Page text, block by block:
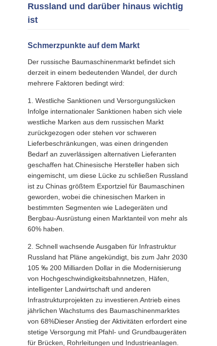
Russland und darüber hinaus wichtig
ist
Schmerzpunkte auf dem Markt
Der russische Baumaschinenmarkt befindet sich
derzeit in einem bedeutenden Wandel, der durch
mehrere Faktoren bedingt wird:
1. Westliche Sanktionen und Versorgungslücken
Infolge internationaler Sanktionen haben sich viele
westliche Marken aus dem russischen Markt
zurückgezogen oder stehen vor schweren
Lieferbeschränkungen, was einen dringenden
Bedarf an zuverlässigen alternativen Lieferanten
geschaffen hat.Chinesische Hersteller haben sich
eingemischt, um diese Lücke zu schließen Russland
ist zu Chinas größtem Exportziel für Baumaschinen
geworden, wobei die chinesischen Marken in
bestimmten Segmenten wie Ladegeräten und
Bergbau-Ausrüstung einen Marktanteil von mehr als
60% haben.
2. Schnell wachsende Ausgaben für Infrastruktur
Russland hat Pläne angekündigt, bis zum Jahr 2030
105 ‰ 200 Milliarden Dollar in die Modernisierung
von Hochgeschwindigkeitsbahnnetzen, Häfen,
intelligenter Landwirtschaft und anderen
Infrastrukturprojekten zu investieren.Antrieb eines
jährlichen Wachstums des Baumaschinenmarktes
von 6­8%Dieser Anstieg der Aktivitäten erfordert eine
stetige Versorgung mit Pfahl- und Grundbaugeräten
für Brücken, Rohrleitungen und Industrieanlagen.